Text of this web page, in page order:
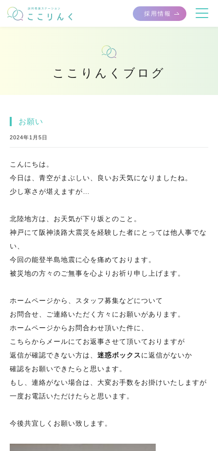
採用情報
ここりんくブログ
お願い
2024年1月5日
こんにちは。
今日は、青空がまぶしい、良いお天気になりましたね。
少し寒さが堪えますが…
北陸地方は、お天気が下り坂とのこと。
神戸にて阪神淡路大震災を経験した者にとっては他人事でな
い、
今回の能登半島地震に心を痛めております。
被災地の方々のご無事を心よりお祈り申し上げます。
ホームページから、スタッフ募集などについて
お問合せ、ご連絡いただく方々にお願いがあります。
ホームページからお問合わせ頂いた件に、
こちらからメールにてお返事させて頂いておりますが
返信が確認できない方は、 迷惑ボックスに返信がないか
確認をお願いできたらと思います。
もし、連絡がない場合は、大変お手数をお掛けいたしますが
一度お電話いただけたらと思います。
今後共宜しくお願い致します。